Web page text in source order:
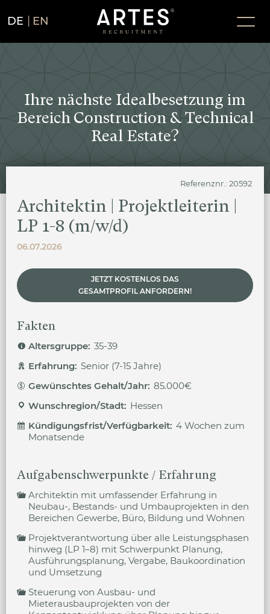
DE EN
Ihre nächste Idealbesetzung im
Bereich Construction & Technical
Real Estate?
Architektin | Projektleiterin |
LP 1-8 (m/w/d)
Referenznr.: 20592
06.07.2026
JETZT KOSTENLOS DAS
GESAMTPROFIL ANFORDERN!
Fakten
Altersgruppe: 35-39
Erfahrung: Senior (7-15 Jahre)
Gewünschtes Gehalt/Jahr: 85.000€
Wunschregion/Stadt: Hessen
Kündigungsfrist/Verfügbarkeit: 4 Wochen zum
Monatsende
Aufgabenschwerpunkte / Erfahrung
Architektin mit umfassender Erfahrung in
Neubau-, Bestands- und Umbauprojekten in den
Bereichen Gewerbe, Büro, Bildung und Wohnen
Projektverantwortung über alle Leistungsphasen
hinweg (LP 1–8) mit Schwerpunkt Planung,
Ausführungsplanung, Vergabe, Baukoordination
und Umsetzung
Steuerung von Ausbau- und
Mieterausbauprojekten von der